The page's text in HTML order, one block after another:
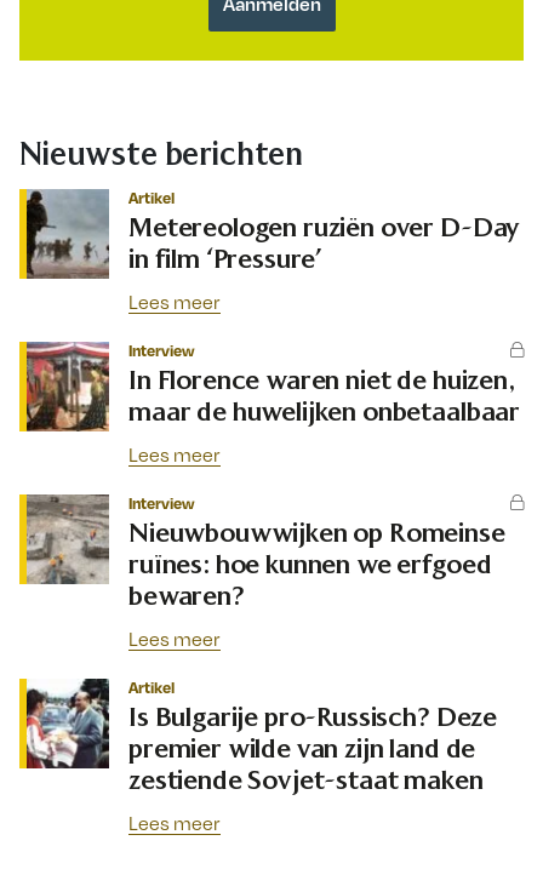
Nieuwste berichten
Artikel
Metereologen ruziën over D-Day
in film ‘Pressure’
Lees meer
Interview
In Florence waren niet de huizen,
maar de huwelijken onbetaalbaar
Lees meer
Interview
Nieuwbouwwijken op Romeinse
ruïnes: hoe kunnen we erfgoed
bewaren?
Lees meer
Artikel
Is Bulgarije pro-Russisch? Deze
premier wilde van zijn land de
zestiende Sovjet-staat maken
Lees meer